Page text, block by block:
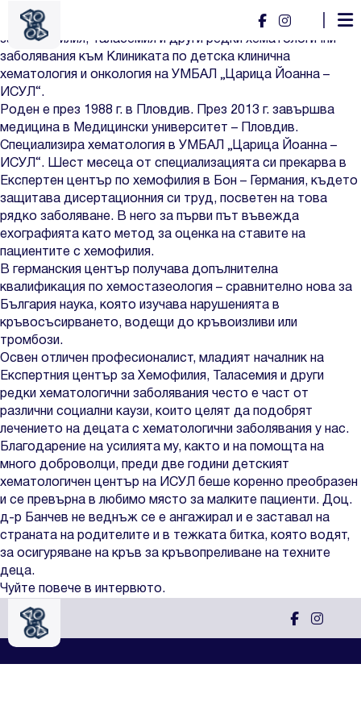
Доц. Атанас Банчев
Доц. д-р Атанас Банчев е началник на Експертния център
за Хемофилия, Таласемия и други редки хематологични
заболявания към Клиниката по детска клинична
хематология и онкология на УМБАЛ „Царица Йоанна –
ИСУЛ“.
Роден е през 1988 г. в Пловдив. През 2013 г. завършва
медицина в Медицински университет – Пловдив.
Специализира хематология в УМБАЛ „Царица Йоанна –
ИСУЛ“. Шест месеца от специализацията си прекарва в
Експертен център по хемофилия в Бон – Германия, където
защитава дисертационния си труд, посветен на това
рядко заболяване. В него за първи път въвежда
ехографията като метод за оценка на ставите на
пациентите с хемофилия.
В германския център получава допълнителна
квалификация по хемостазеология – сравнително нова за
България наука, която изучава нарушенията в
кръвосъсирването, водещи до кръвоизливи или
тромбози.
Освен отличен професионалист, младият началник на
Експертния център за Хемофилия, Таласемия и други
редки хематологични заболявания често е част от
различни социални каузи, които целят да подобрят
лечението на децата с хематологични заболявания у нас.
Благодарение на усилията му, както и на помощта на
много доброволци, преди две години детският
хематологичен център на ИСУЛ беше коренно преобразен
и се превърна в любимо място за малките пациенти. Доц.
д-р Банчев не веднъж се е ангажирал и е заставал на
страната на родителите и в тежката битка, която водят,
за осигуряване на кръв за кръвопреливане на техните
деца.
Чуйте повече в интервюто.